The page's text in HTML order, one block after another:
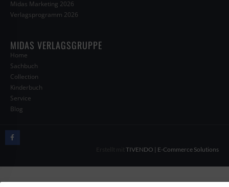
Midas Marketing 2026
Verlagsprogramm 2026
MIDAS VERLAGSGRUPPE
Home
Sachbuch
Collection
Kinderbuch
Service
Blog
TIVENDO | E-Commerce Solutions